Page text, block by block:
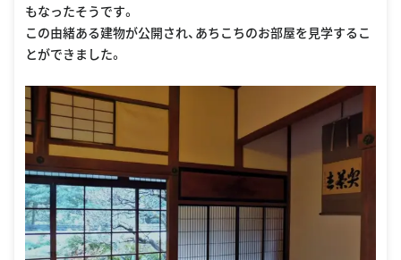
もなったそうです。
この由緒ある建物が公開され、あちこちのお部屋を見学するこ
とができました。